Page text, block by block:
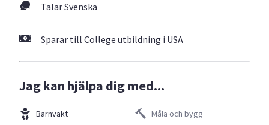
Talar Svenska
Sparar till College utbildning i USA
Jag kan hjälpa dig med...
Barnvakt
Måla och bygg